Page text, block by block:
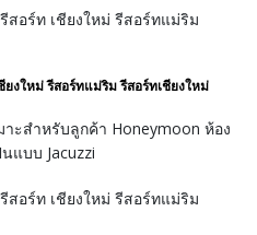
งใหม่ รีสอร์ทแม่ริม รีสอร์ทเชียงใหม่
ะสำหรับลูกค้า Honeymoon ห้อง
แบบ Jacuzzi